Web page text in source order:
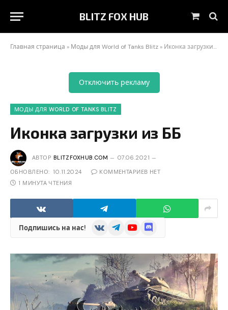
BLITZ FOX HUB Корзина
Главная страница » Моды для World of Tanks Blitz » Иконка загрузки из ББ
Отключить рекламу
МОДЫ ДЛЯ WORLD OF TANKS BLITZ
Иконка загрузки из ББ
АВТОР BLITZFOXHUB.COM 07.06.2021
ОБНОВЛЕНО: 10.11.2024
КОММЕНТАРИЕВ НЕТ
1 МИНУТА ЧТЕНИЯ
Подпишись на нас! VKontakteTelegramYouTubeDiscord